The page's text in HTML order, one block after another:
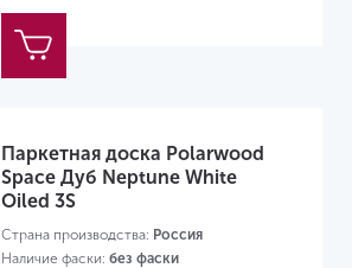
Паркетная доска Polarwood
Space Дуб Neptune White
Oiled 3S
Страна производства: Россия
Наличие фаски: без фаски